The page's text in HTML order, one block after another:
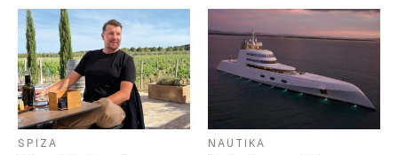
SPIZA NAUTIKA